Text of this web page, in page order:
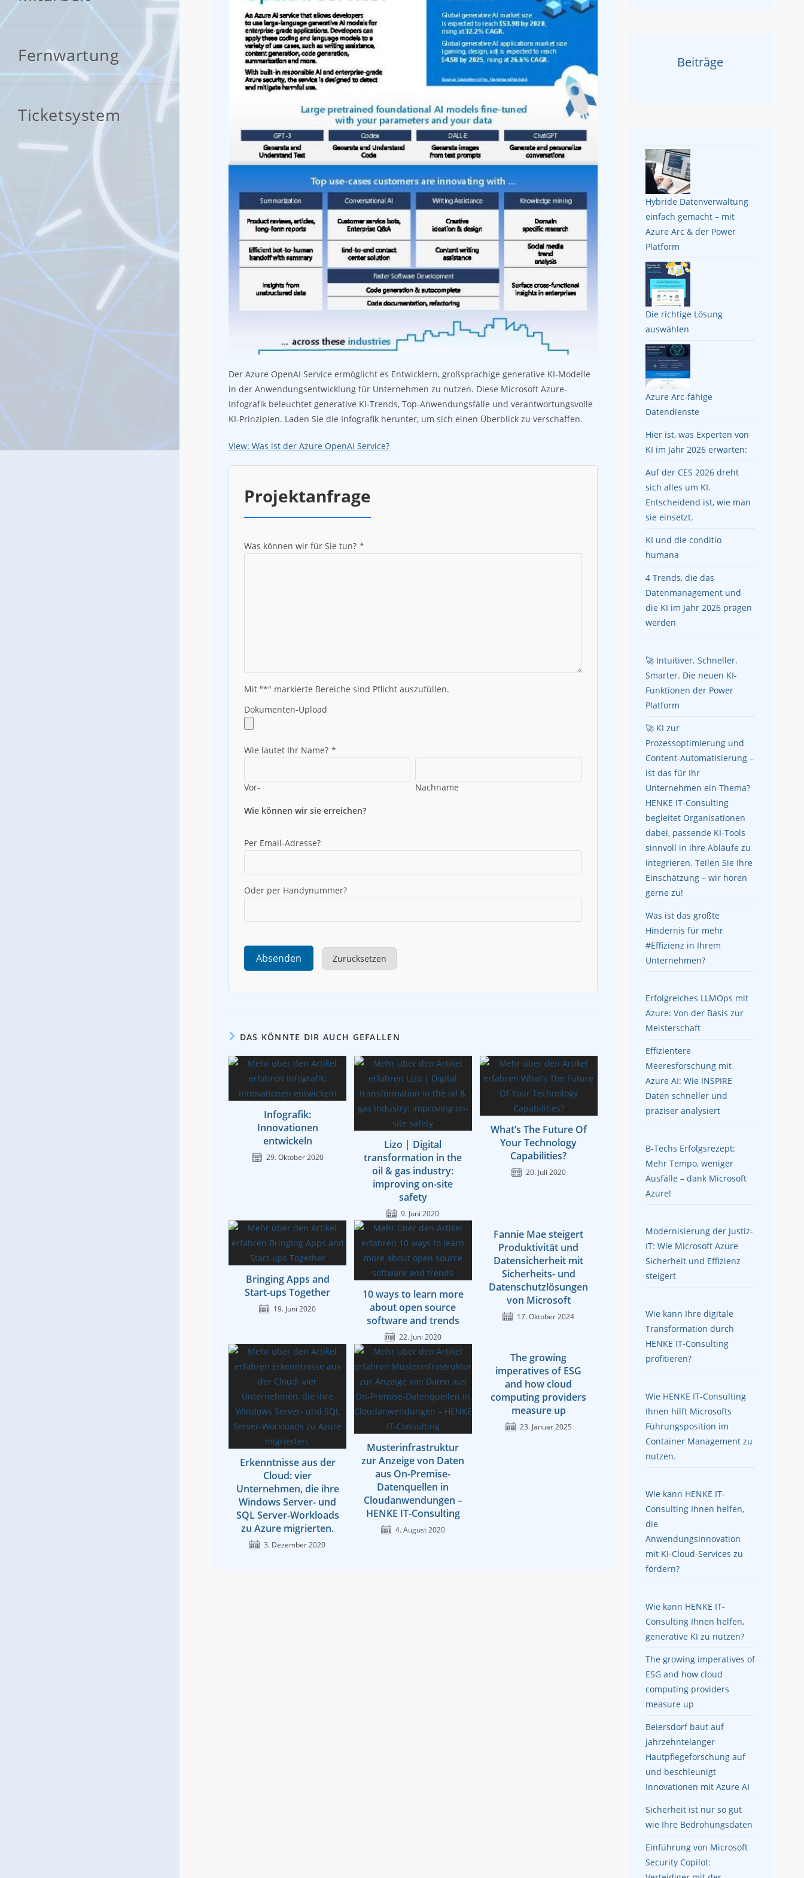
Fernwartung
Ticketsystem
Der Azure OpenAI Service ermöglicht es Entwicklern, großsprachige generative KI-Modelle
in der Anwendungsentwicklung für Unternehmen zu nutzen. Diese Microsoft Azure-
Infografik beleuchtet generative KI-Trends, Top-Anwendungsfälle und verantwortungsvolle
KI-Prinzipien. Laden Sie die Infografik herunter, um sich einen Überblick zu verschaffen.
View: Was ist der Azure OpenAI Service?
Projektanfrage
Was können wir für Sie tun? *
Mit "*" markierte Bereiche sind Pflicht auszufüllen.
Dokumenten-Upload
Wie lautet Ihr Name? *
Vor- Nachname
Wie können wir sie erreichen?
Per Email-Adresse?
Oder per Handynummer?
Absenden Zurücksetzen
DAS KÖNNTE DIR AUCH GEFALLEN
Infografik:
Innovationen
entwickeln
29. Oktober 2020
Lizo | Digital
transformation in the
oil & gas industry:
improving on-site
safety
9. Juni 2020
What’s The Future Of
Your Technology
Capabilities?
20. Juli 2020
Bringing Apps and
Start-ups Together
19. Juni 2020
10 ways to learn more
about open source
software and trends
22. Juni 2020
Fannie Mae steigert
Produktivität und
Datensicherheit mit
Sicherheits- und
Datenschutzlösungen
von Microsoft
17. Oktober 2024
Erkenntnisse aus der
Cloud: vier
Unternehmen, die ihre
Windows Server- und
SQL Server-Workloads
zu Azure migrierten.
3. Dezember 2020
Musterinfrastruktur
zur Anzeige von Daten
aus On-Premise-
Datenquellen in
Cloudanwendungen –
HENKE IT-Consulting
4. August 2020
The growing
imperatives of ESG
and how cloud
computing providers
measure up
23. Januar 2025
Beiträge
Hybride Datenverwaltung
einfach gemacht – mit
Azure Arc & der Power
Platform
Die richtige Lösung
auswählen
Azure Arc-fähige
Datendienste
Hier ist, was Experten von
KI im Jahr 2026 erwarten:
Auf der CES 2026 dreht
sich alles um KI.
Entscheidend ist, wie man
sie einsetzt.
KI und die conditio
humana
4 Trends, die das
Datenmanagement und
die KI im Jahr 2026 prägen
werden
🚀 Intuitiver. Schneller.
Smarter. Die neuen KI-
Funktionen der Power
Platform
🚀 KI zur
Prozessoptimierung und
Content-Automatisierung –
ist das für Ihr
Unternehmen ein Thema?
HENKE IT-Consulting
begleitet Organisationen
dabei, passende KI-Tools
sinnvoll in ihre Abläufe zu
integrieren. Teilen Sie Ihre
Einschätzung – wir hören
gerne zu!
Was ist das größte
Hindernis für mehr
#Effizienz in Ihrem
Unternehmen?
Erfolgreiches LLMOps mit
Azure: Von der Basis zur
Meisterschaft
Effizientere
Meeresforschung mit
Azure AI: Wie INSPIRE
Daten schneller und
präziser analysiert
B-Techs Erfolgsrezept:
Mehr Tempo, weniger
Ausfälle – dank Microsoft
Azure!
Modernisierung der Justiz-
IT: Wie Microsoft Azure
Sicherheit und Effizienz
steigert
Wie kann Ihre digitale
Transformation durch
HENKE IT-Consulting
profitieren?
Wie HENKE IT-Consulting
Ihnen hilft Microsofts
Führungsposition im
Container Management zu
nutzen.
Wie kann HENKE IT-
Consulting Ihnen helfen,
die
Anwendungsinnovation
mit KI-Cloud-Services zu
fördern?
Wie kann HENKE IT-
Consulting Ihnen helfen,
generative KI zu nutzen?
The growing imperatives of
ESG and how cloud
computing providers
measure up
Beiersdorf baut auf
jahrzehntelanger
Hautpflegeforschung auf
und beschleunigt
Innovationen mit Azure AI
Sicherheit ist nur so gut
wie Ihre Bedrohungsdaten
Einführung von Microsoft
Security Copilot: